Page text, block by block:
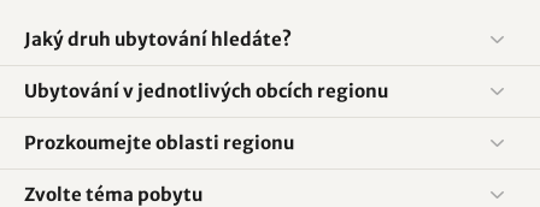
Jaký druh ubytování hledáte?
Ubytování v jednotlivých obcích regionu
Prozkoumejte oblasti regionu
Zvolte téma pobytu